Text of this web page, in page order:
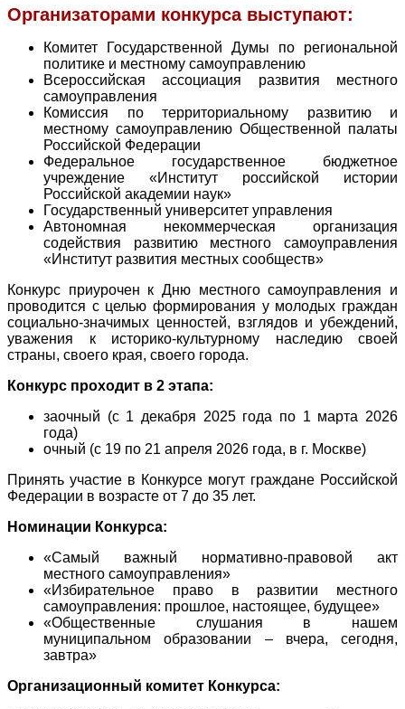
Организаторами конкурса выступают:
Комитет Государственной Думы по региональной
политике и местному самоуправлению
Всероссийская ассоциация развития местного
самоуправления
Комиссия по территориальному развитию и
местному самоуправлению Общественной палаты
Российской Федерации
Федеральное государственное бюджетное
учреждение «Институт российской истории
Российской академии наук»
Государственный университет управления
Автономная некоммерческая организация
содействия развитию местного самоуправления
«Институт развития местных сообществ»
Конкурс приурочен к Дню местного самоуправления и
проводится с целью формирования у молодых граждан
социально-значимых ценностей, взглядов и убеждений,
уважения к историко-культурному наследию своей
страны, своего края, своего города.
Конкурс проходит в 2 этапа:
заочный (с 1 декабря 2025 года по 1 марта 2026
года)
очный (с 19 по 21 апреля 2026 года, в г. Москве)
Принять участие в Конкурсе могут граждане Российской
Федерации в возрасте от 7 до 35 лет.
Номинации Конкурса:
«Самый важный нормативно-правовой акт
местного самоуправления»
«Избирательное право в развитии местного
самоуправления: прошлое, настоящее, будущее»
«Общественные слушания в нашем
муниципальном образовании – вчера, сегодня,
завтра»
Организационный комитет Конкурса: